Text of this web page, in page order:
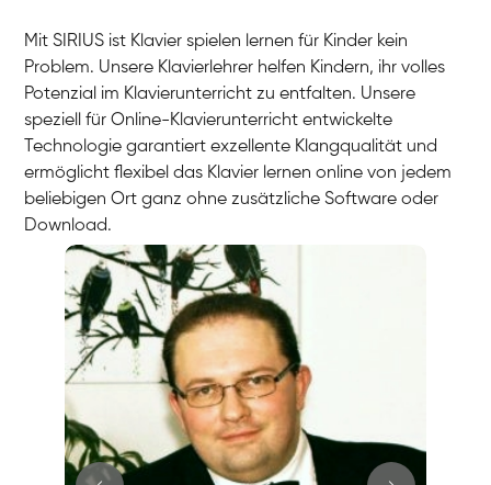
Mit SIRIUS ist Klavier spielen lernen für Kinder kein
Problem. Unsere Klavierlehrer helfen Kindern, ihr volles
Potenzial im Klavierunterricht zu entfalten. Unsere
speziell für Online-Klavierunterricht entwickelte
Technologie garantiert exzellente Klangqualität und
ermöglicht flexibel das Klavier lernen online von jedem
beliebigen Ort ganz ohne zusätzliche Software oder
Download.